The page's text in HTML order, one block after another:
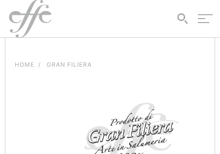
HOME GRAN FILIERA